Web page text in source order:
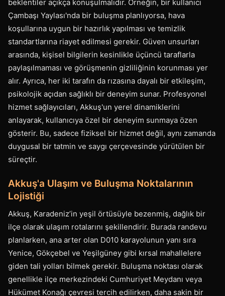
beklentiler açıkça konuşulmalıdır. Örneğin, bir kullanıcı
Çambaşı Yaylası'nda bir buluşma planlıyorsa, hava
koşullarına uygun bir hazırlık yapılması ve temizlik
standartlarına riayet edilmesi gerekir. Güven unsurları
arasında, kişisel bilgilerin kesinlikle üçüncü taraflarla
paylaşılmaması ve görüşmenin gizliliğinin korunması yer
alır. Ayrıca, her iki tarafın da rızasına dayalı bir etkileşim,
psikolojik açıdan sağlıklı bir deneyim sunar. Profesyonel
hizmet sağlayıcıları, Akkuş'un yerel dinamiklerini
anlayarak, kullanıcıya özel bir deneyim sunmaya özen
gösterir. Bu, sadece fiziksel bir hizmet değil, aynı zamanda
duygusal bir tatmin ve saygı çerçevesinde yürütülen bir
süreçtir.
Akkuş'a Ulaşım ve Buluşma Noktalarının
Lojistiği
Akkuş, Karadeniz’in yeşil örtüsüyle bezenmiş, dağlık bir
ilçe olarak ulaşım rotalarını şekillendirir. Burada randevu
planlarken, ana arter olan D010 karayolunun yanı sıra
Yenice, Gökçebel ve Yeşilgüney gibi kırsal mahallelere
giden tali yolları bilmek gerekir. Buluşma noktası olarak
genellikle ilçe merkezindeki Cumhuriyet Meydanı veya
Hükümet Konağı çevresi tercih edilirken, daha sakin bir